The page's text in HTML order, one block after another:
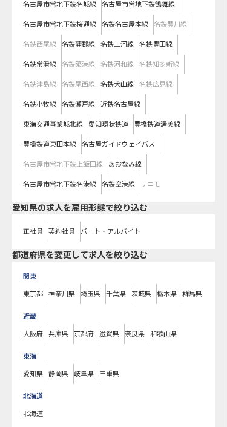
名古屋市営地下鉄名城線 名古屋市営地下鉄鶴舞線
名古屋市営地下鉄桜通線 名鉄名古屋本線 名鉄豊川線
名鉄西尾線 名鉄蒲郡線 名鉄三河線 名鉄豊田線
名鉄常滑線 名鉄築港線 名鉄河和線 名鉄知多新線
名鉄津島線 名鉄尾西線 名鉄犬山線 名鉄広見線
名鉄小牧線 名鉄瀬戸線 近鉄名古屋線
東海交通事業城北線 愛知環状鉄道 豊橋鉄道渥美線
豊橋鉄道東田本線 名古屋ガイドウェイバス
名古屋市営地下鉄上飯田線 あおなみ線
名古屋市営地下鉄名港線 名鉄空港線 リニモ
愛知県の求人を雇用形態で絞り込む
正社員 契約社員 パート・アルバイト
都道府県を変更して求人を絞り込む
関東
東京都 神奈川県 埼玉県 千葉県 茨城県 栃木県 群馬県
近畿
大阪府 兵庫県 京都府 滋賀県 奈良県 和歌山県
東海
愛知県 静岡県 岐阜県 三重県
北海道
北海道